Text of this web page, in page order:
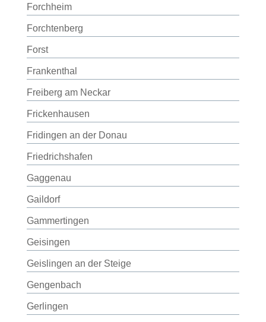
Forchheim
Forchtenberg
Forst
Frankenthal
Freiberg am Neckar
Frickenhausen
Fridingen an der Donau
Friedrichshafen
Gaggenau
Gaildorf
Gammertingen
Geisingen
Geislingen an der Steige
Gengenbach
Gerlingen